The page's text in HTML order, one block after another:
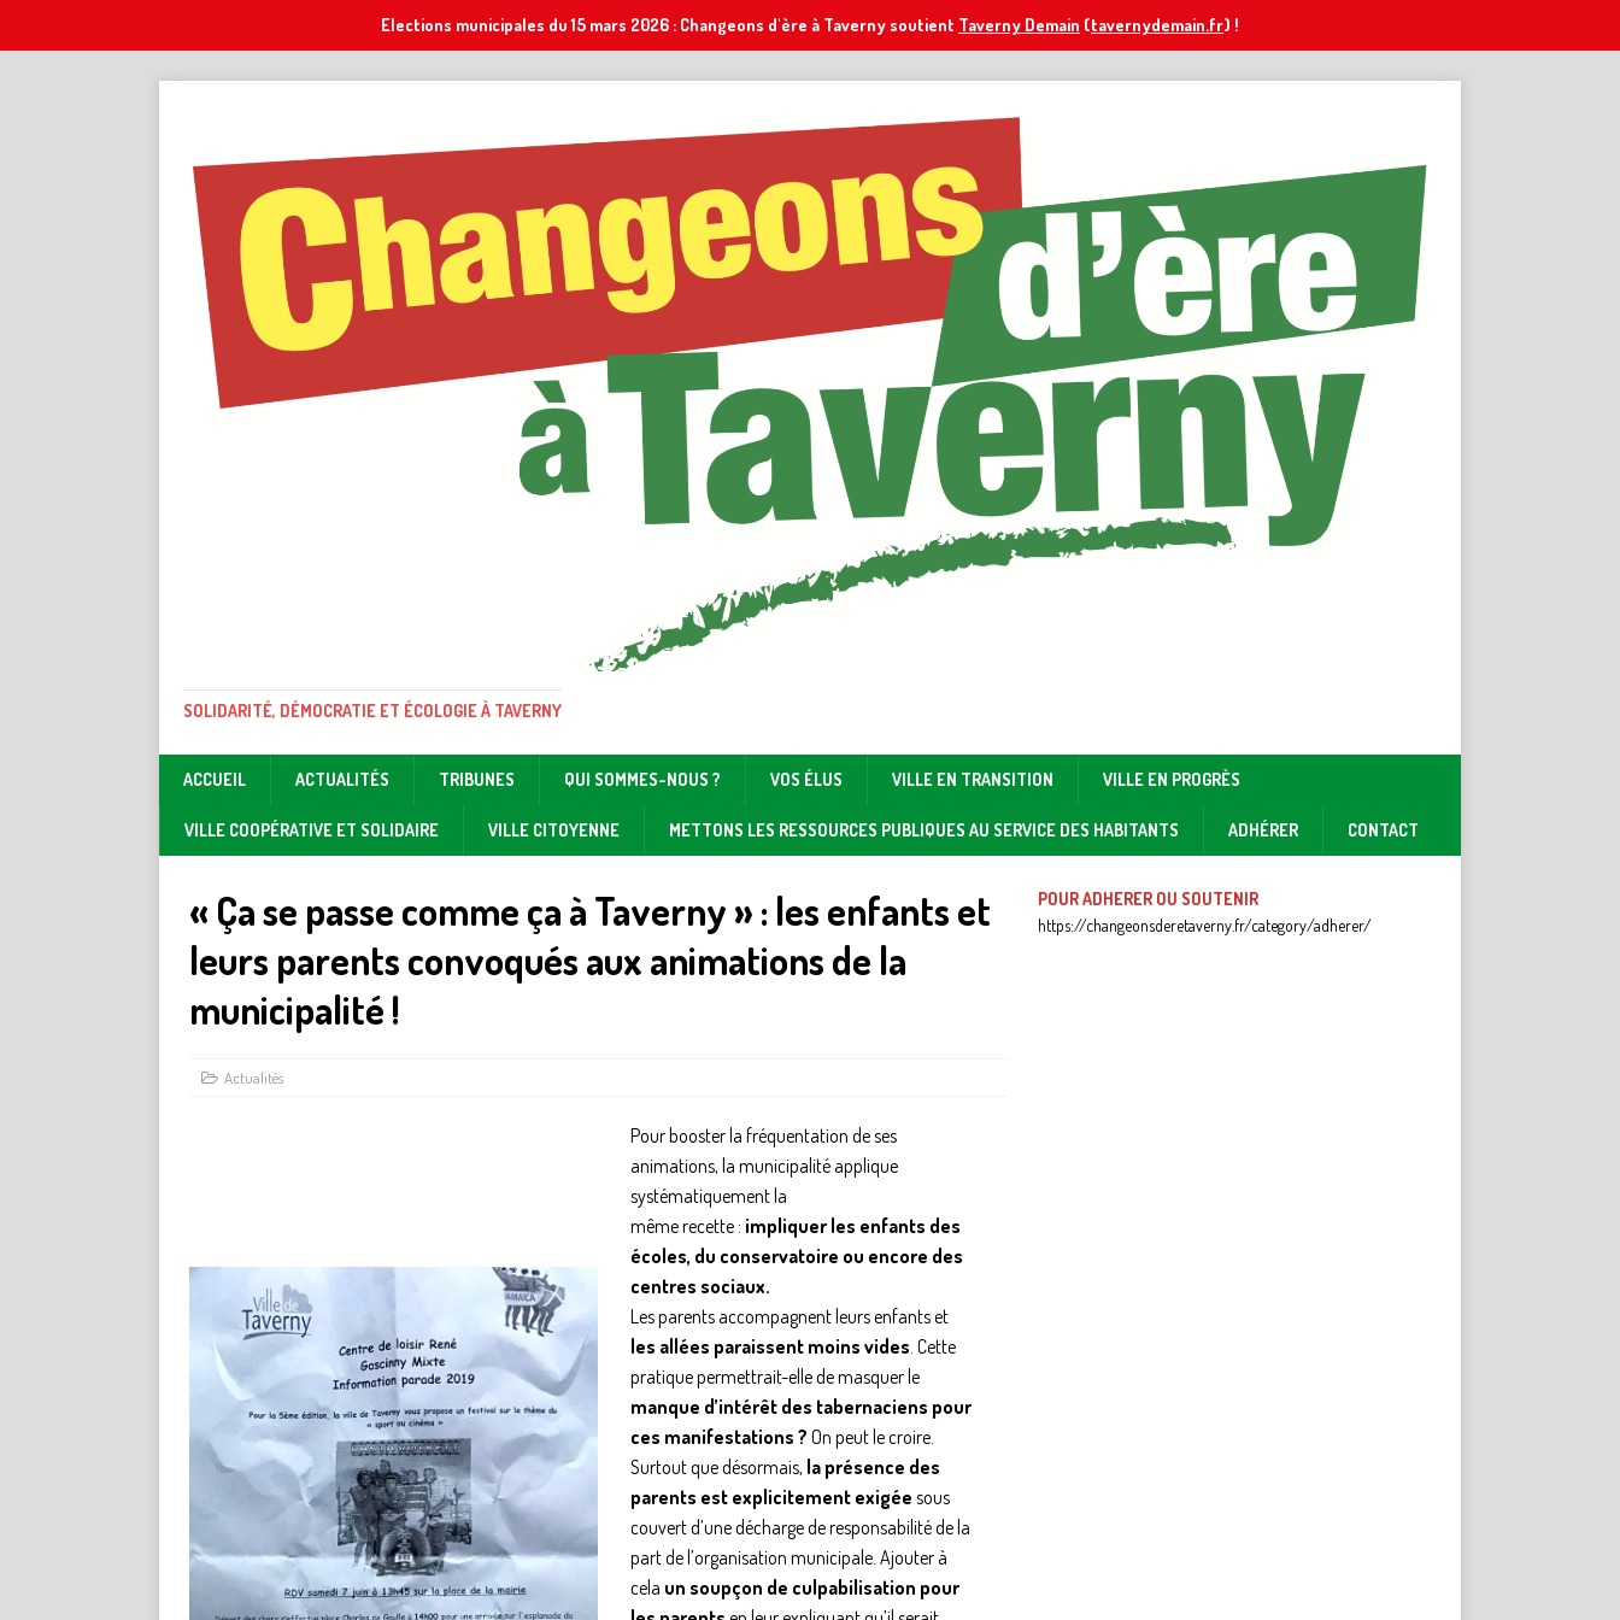
Elections municipales du 15 mars 2026 : Changeons d'ère à Taverny soutient Taverny Demain (tavernydemain.fr) !
SOLIDARITÉ, DÉMOCRATIE ET ÉCOLOGIE À TAVERNY
ACCUEIL ACTUALITÉS TRIBUNES QUI SOMMES-NOUS ? VOS ÉLUS VILLE EN TRANSITION VILLE EN PROGRÈS
VILLE COOPÉRATIVE ET SOLIDAIRE VILLE CITOYENNE METTONS LES RESSOURCES PUBLIQUES AU SERVICE DES HABITANTS ADHÉRER CONTACT
« Ça se passe comme ça à Taverny » : les enfants et
leurs parents convoqués aux animations de la
municipalité !
Actualités
Pour booster la fréquentation de ses
animations, la municipalité applique
systématiquement la
même recette : impliquer les enfants des
écoles, du conservatoire ou encore des
centres sociaux.
Les parents accompagnent leurs enfants et
les allées paraissent moins vides . Cette
pratique permettrait-elle de masquer le
manque d’intérêt des tabernaciens pour
ces manifestations ? On peut le croire.
Surtout que désormais, la présence des
parents est explicitement exigée sous
couvert d’une décharge de responsabilité de la
part de l’organisation municipale. Ajouter à
cela un soupçon de culpabilisation pour
POUR ADHERER OU SOUTENIR
https://changeonsderetaverny.fr/category/adherer/